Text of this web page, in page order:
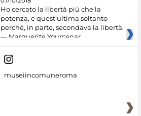
Ho cercato la libertà più che la
potenza, e quest'ultima soltanto
perché, in parte, secondava la libertà.
— Marguerite Yourcenar
museiincomuneroma